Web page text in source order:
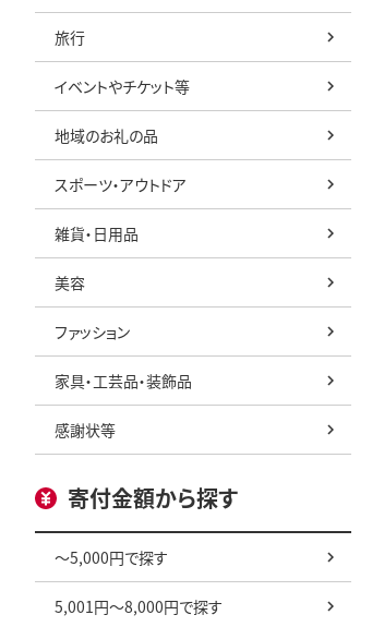
旅行
イベントやチケット等
地域のお礼の品
スポーツ・アウトドア
雑貨・日用品
美容
ファッション
家具・工芸品・装飾品
感謝状等
寄付金額から探す
～5,000円で探す
5,001円～8,000円で探す